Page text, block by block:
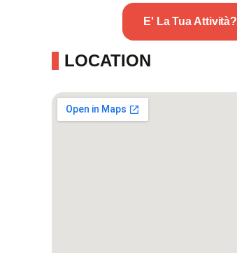
E' La Tua Attività?
LOCATION